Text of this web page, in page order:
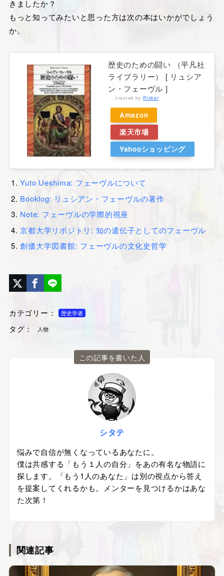
きましたか？
もっと知ってみたいと思った方は次の本はいかがでしょう
か。
歴史のための闘い （平凡社
ライブラリー） [ リュシア
ン・フェーヴル ]
created byRinker
Amazon
楽天市場
Yahooショッピング
Yuto Ueshima: フェーヴルについて
Booklog: リュシアン・フェーヴルの著作
Note: フェーヴルの学際的視座
京都大学リポジトリ: 知の遺伝子としてのフェーヴル
創価大学図書館: フェーヴルの文化史哲学
カテゴリー： 歴史学者
タグ： 人物
この記事を書いた人
シタテ
悩みで自信が無くなっているあなたに。
僕は共感する「もう１人の自分」をあの有名な物語に
探します。「もう1人のあなた」は別の視点から答え
を提案してくれるかも。メンターを見つけるかはあな
た次第！
関連記事